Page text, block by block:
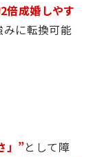
倍成婚しやす
みに転換可能
」”として障